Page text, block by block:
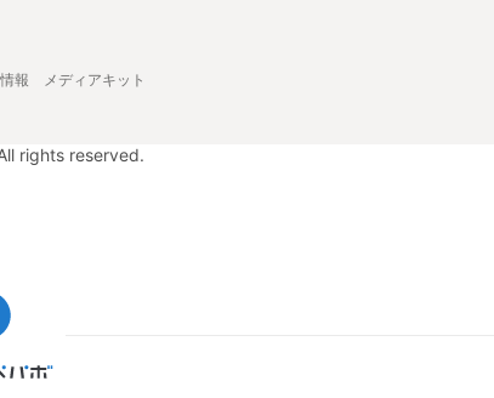
報 メディアキット
rights reserved.